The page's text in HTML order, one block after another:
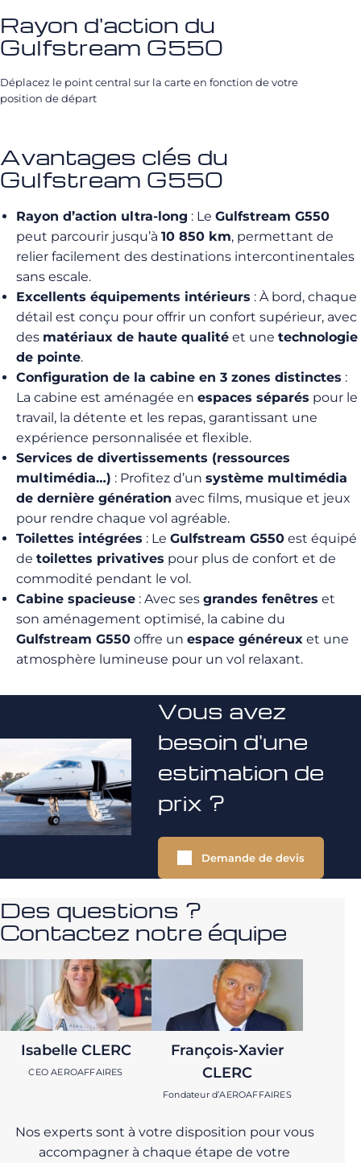
Rayon d'action du
Gulfstream G550
Déplacez le point central sur la carte en fonction de votre
position de départ
Avantages clés du
Gulfstream G550
Rayon d’action ultra-long : Le Gulfstream G550
peut parcourir jusqu’à 10 850 km, permettant de
relier facilement des destinations intercontinentales
sans escale.
Excellents équipements intérieurs : À bord, chaque
détail est conçu pour offrir un confort supérieur, avec
des matériaux de haute qualité et une technologie
de pointe.
Configuration de la cabine en 3 zones distinctes :
La cabine est aménagée en espaces séparés pour le
travail, la détente et les repas, garantissant une
expérience personnalisée et flexible.
Services de divertissements (ressources
multimédia…) : Profitez d’un système multimédia
de dernière génération avec films, musique et jeux
pour rendre chaque vol agréable.
Toilettes intégrées : Le Gulfstream G550 est équipé
de toilettes privatives pour plus de confort et de
commodité pendant le vol.
Cabine spacieuse : Avec ses grandes fenêtres et
son aménagement optimisé, la cabine du
Gulfstream G550 offre un espace généreux et une
atmosphère lumineuse pour un vol relaxant.
Vous avez
besoin d'une
estimation de
prix ?
Demande de devis
Des questions ?
Contactez notre équipe
Isabelle CLERC
CEO AEROAFFAIRES
François-Xavier
CLERC
Fondateur d’AEROAFFAIRES
Nos experts sont à votre disposition pour vous
accompagner à chaque étape de votre